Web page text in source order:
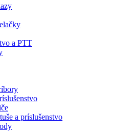
a PTT
a príslušenstvo